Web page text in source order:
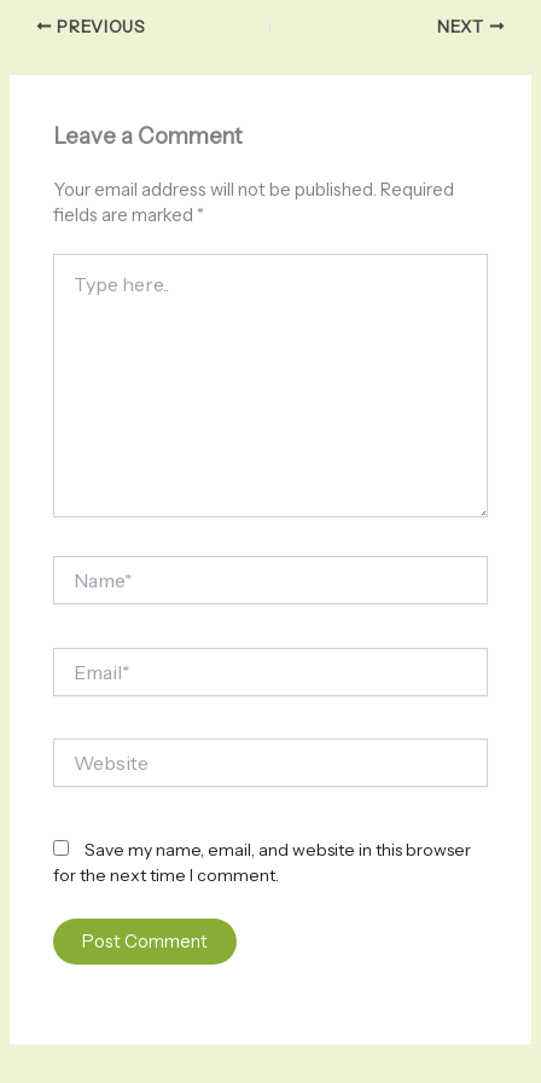
PREVIOUS NEXT
Leave a Comment
Your email address will not be published. Required
fields are marked *
here..
Save my name, email, and website in this browser
for the next time I comment.